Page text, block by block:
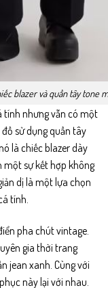
blazer và quần tây tone
tính nhưng vẫn có một
sử dụng quần tây
là chiếc blazer dày
một sự kết hợp không
dị là một lựa chọn
tính.
pha chút vintage.
gia thời trang
jean xanh. Cùng với
này lại với nhau.